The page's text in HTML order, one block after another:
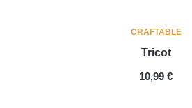
CRAFTABLE
Tricot
PRIX
10,99 €